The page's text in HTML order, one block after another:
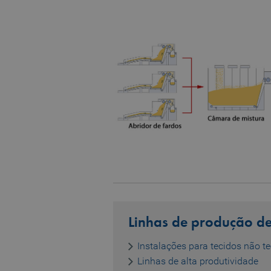
Linhas de produção
Instalações para tecidos não
Linhas de alta produtividade
MATOMO_SESSID
PHPSESSID
fe_typo_user
_pk_testcookie..undefined
_pk_testcookie.1.b06e
Name